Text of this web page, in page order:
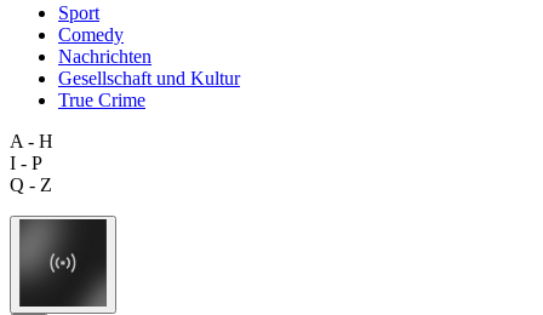
Sport
Comedy
Nachrichten
Gesellschaft und Kultur
True Crime
A - H
I - P
Q - Z